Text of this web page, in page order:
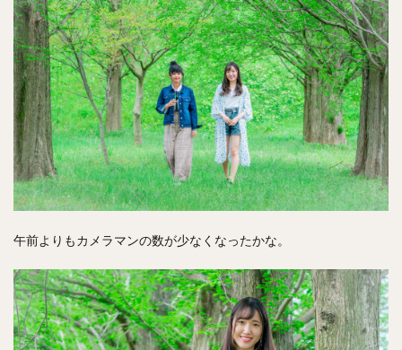
午前よりもカメラマンの数が少なくなったかな。